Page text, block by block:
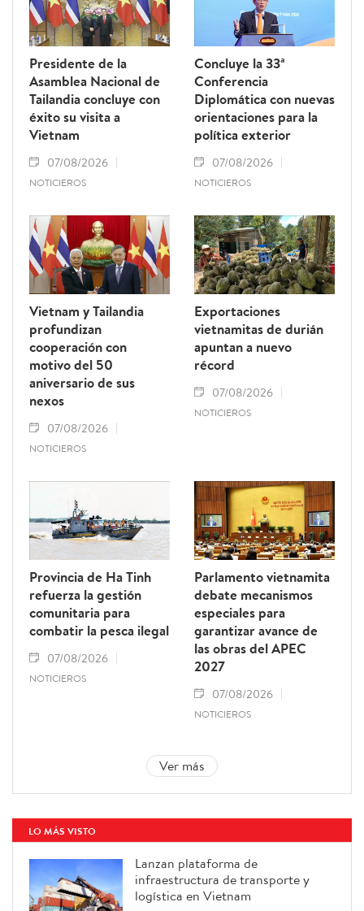
Presidente de la
Asamblea Nacional de
Tailandia concluye con
éxito su visita a
Vietnam
07/08/2026
NOTICIEROS
Concluye la 33ª
Conferencia
Diplomática con nuevas
orientaciones para la
política exterior
07/08/2026
NOTICIEROS
Vietnam y Tailandia
profundizan
cooperación con
motivo del 50
aniversario de sus
nexos
07/08/2026
NOTICIEROS
Exportaciones
vietnamitas de durián
apuntan a nuevo
récord
07/08/2026
NOTICIEROS
Provincia de Ha Tinh
refuerza la gestión
comunitaria para
combatir la pesca ilegal
07/08/2026
NOTICIEROS
Parlamento vietnamita
debate mecanismos
especiales para
garantizar avance de
las obras del APEC
2027
07/08/2026
NOTICIEROS
Ver más
LO MÁS VISTO
Lanzan plataforma de
infraestructura de transporte y
logística en Vietnam